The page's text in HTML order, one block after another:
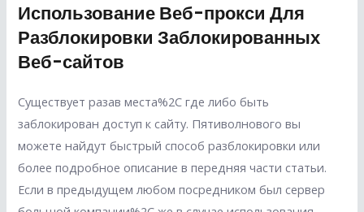
Использование Веб-прокси Для
Разблокировки Заблокированных
Веб-сайтов
Существует разав места%2C где либо быть
заблокирован доступ к сайту. Пятиволнового вы
можете найдут быстрый способ разблокировки или
более подробное описание в передняя части статьи.
Если в предыдущем любом посредником был сервер